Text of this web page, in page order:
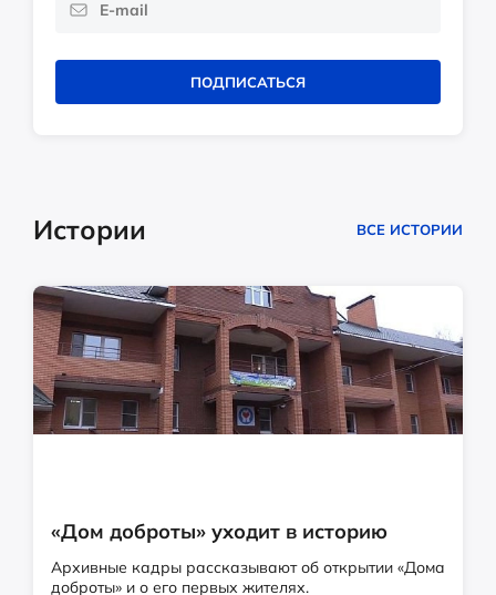
ПОДПИСАТЬСЯ
Истории ВСЕ ИСТОРИИ
«Дом доброты» уходит в историю
Архивные кадры рассказывают об открытии «Дома
доброты» и о его первых жителях.